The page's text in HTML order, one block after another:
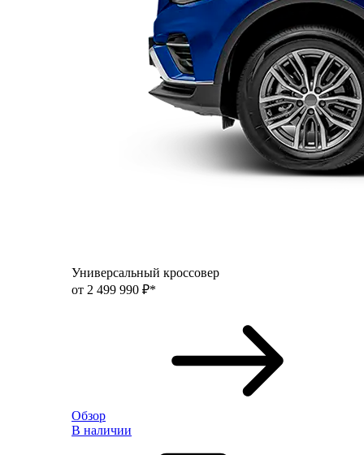
Универсальный кроссовер
от 2 499 990 ₽*
Обзор
В наличии